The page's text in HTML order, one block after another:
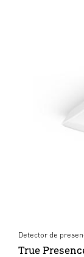
Detector de
True